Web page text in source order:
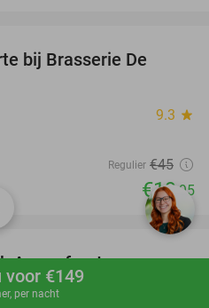
nu
voor €149
per nacht
bij Brasserie De
9.3 star
Regulier €45
€19 ,95
24%
favorite_border
Amersfoort